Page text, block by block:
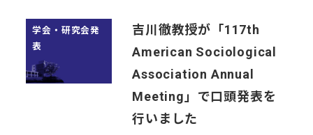
学会・研究会発
表
吉川徹教授が「117th
American Sociological
Association Annual
Meeting」で口頭発表を
行いました